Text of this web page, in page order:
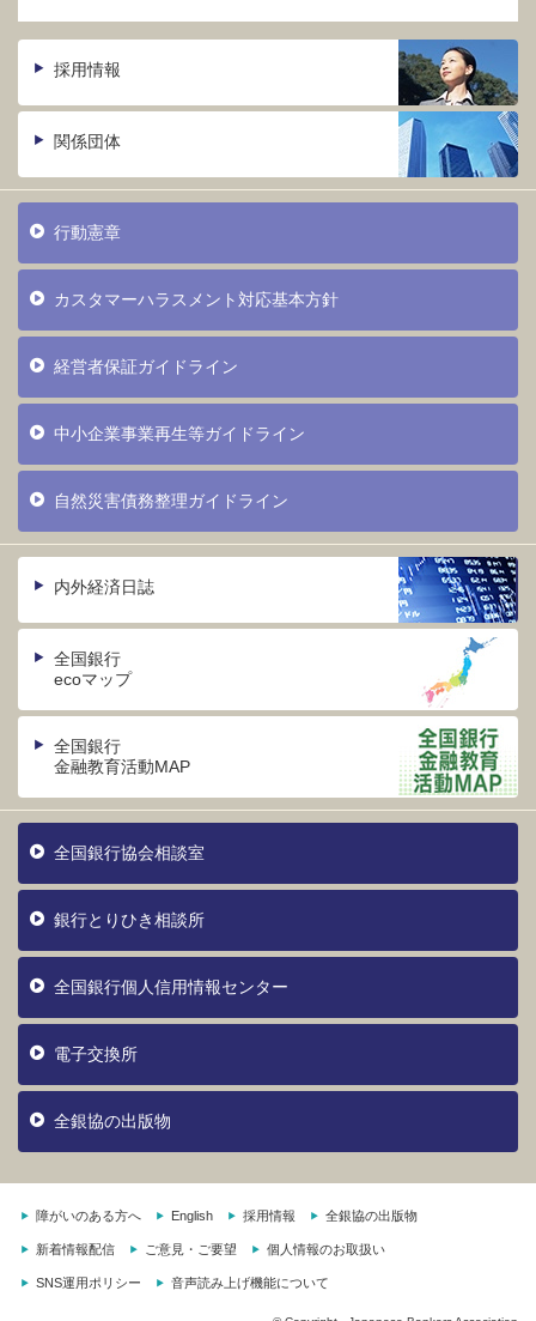
採用情報
関係団体
行動憲章
カスタマーハラスメント対応基本方針
経営者保証ガイドライン
中小企業事業再生等ガイドライン
自然災害債務整理ガイドライン
内外経済日誌
全国銀行
ecoマップ
全国銀行
金融教育活動MAP
全国銀行協会相談室
銀行とりひき相談所
全国銀行個人信用情報センター
電子交換所
全銀協の出版物
障がいのある方へ English 採用情報 全銀協の出版物
新着情報配信 ご意見・ご要望 個人情報のお取扱い
SNS運用ポリシー 音声読み上げ機能について